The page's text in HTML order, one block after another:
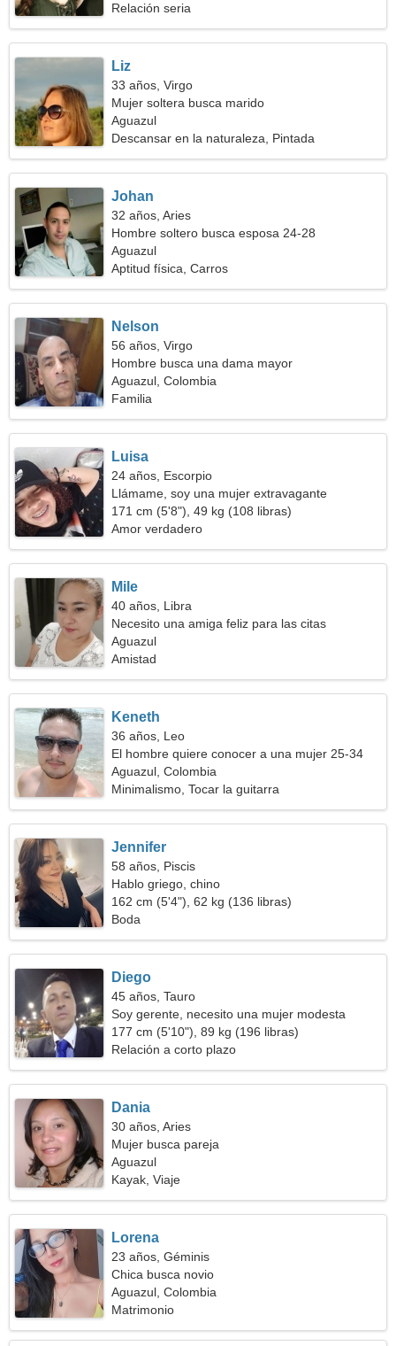
Relación seria
Liz
33 años, Virgo
Mujer soltera busca marido
Aguazul
Descansar en la naturaleza, Pintada
Johan
32 años, Aries
Hombre soltero busca esposa 24-28
Aguazul
Aptitud física, Carros
Nelson
56 años, Virgo
Hombre busca una dama mayor
Aguazul, Colombia
Familia
Luisa
24 años, Escorpio
Llámame, soy una mujer extravagante
171 cm (5'8"), 49 kg (108 libras)
Amor verdadero
Mile
40 años, Libra
Necesito una amiga feliz para las citas
Aguazul
Amistad
Keneth
36 años, Leo
El hombre quiere conocer a una mujer 25-34
Aguazul, Colombia
Minimalismo, Tocar la guitarra
Jennifer
58 años, Piscis
Hablo griego, chino
162 cm (5'4"), 62 kg (136 libras)
Boda
Diego
45 años, Tauro
Soy gerente, necesito una mujer modesta
177 cm (5'10"), 89 kg (196 libras)
Relación a corto plazo
Dania
30 años, Aries
Mujer busca pareja
Aguazul
Kayak, Viaje
Lorena
23 años, Géminis
Chica busca novio
Aguazul, Colombia
Matrimonio